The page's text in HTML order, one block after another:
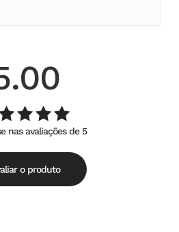
de
5
nas avaliações de 5
o produto